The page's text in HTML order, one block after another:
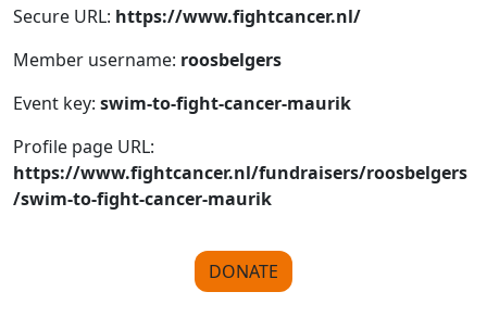
Secure URL: https://www.fightcancer.nl/
Member username: roosbelgers
Event key: swim-to-fight-cancer-maurik
Profile page URL:
https://www.fightcancer.nl/fundraisers/roosbelgers
/swim-to-fight-cancer-maurik
DONATE